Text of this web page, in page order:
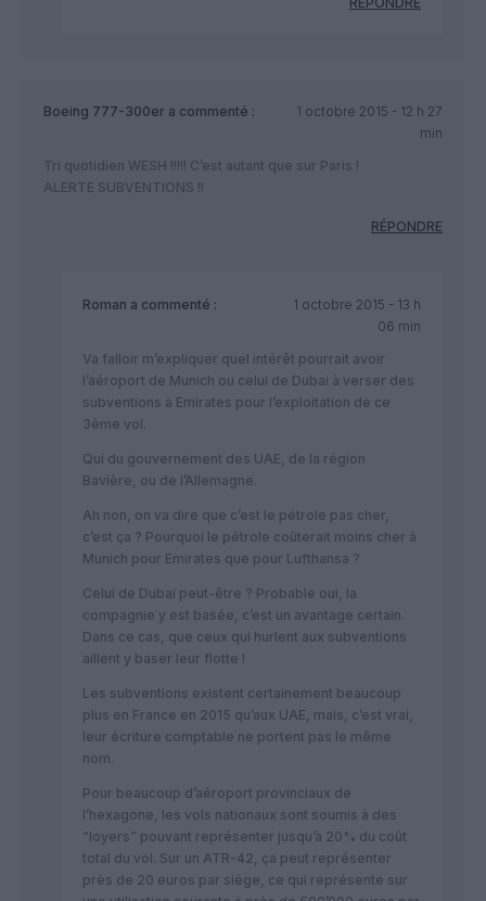
Boeing 777-300er a commenté :
1 octobre 2015 - 12 h 27
min
Tri quotidien WESH !!!!! C’est autant que sur Paris !
ALERTE SUBVENTIONS !!
RÉPONDRE
Roman a commenté :
1 octobre 2015 - 13 h
06 min
Va falloir m’expliquer quel intérêt pourrait avoir
l’aéroport de Munich ou celui de Dubai à verser des
subventions à Emirates pour l’exploitation de ce
3ème vol.
Qui du gouvernement des UAE, de la région
Bavière, ou de l’Allemagne.
Ah non, on va dire que c’est le pétrole pas cher,
c’est ça ? Pourquoi le pétrole coûterait moins cher à
Munich pour Emirates que pour Lufthansa ?
Celui de Dubai peut-être ? Probable oui, la
compagnie y est basée, c’est un avantage certain.
Dans ce cas, que ceux qui hurlent aux subventions
aillent y baser leur flotte !
Les subventions existent certainement beaucoup
plus en France en 2015 qu’aux UAE, mais, c’est vrai,
leur écriture comptable ne portent pas le même
nom.
Pour beaucoup d’aéroport provinciaux de
l’hexagone, les vols nationaux sont soumis à des
“loyers” pouvant représenter jusqu’à 20% du coût
total du vol. Sur un ATR-42, ça peut représenter
près de 20 euros par siège, ce qui représente sur